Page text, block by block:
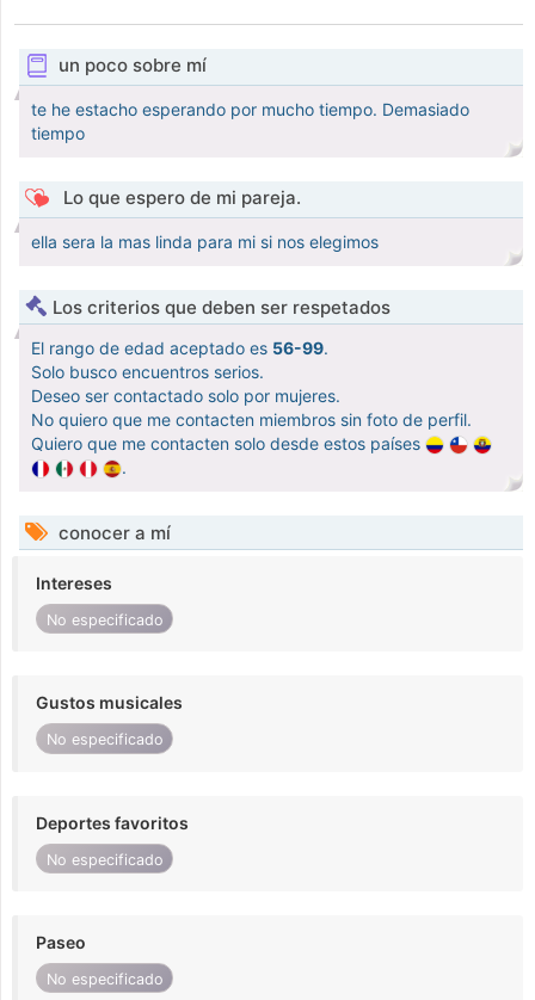
un poco sobre mí
te he estacho esperando por mucho tiempo. Demasiado
tiempo
Lo que espero de mi pareja.
ella sera la mas linda para mi si nos elegimos
Los criterios que deben ser respetados
El rango de edad aceptado es 56-99.
Solo busco encuentros serios.
Deseo ser contactado solo por mujeres.
No quiero que me contacten miembros sin foto de perfil.
Quiero que me contacten solo desde estos países
.
conocer a mí
Intereses
No especificado
Gustos musicales
No especificado
Deportes favoritos
No especificado
Paseo
No especificado